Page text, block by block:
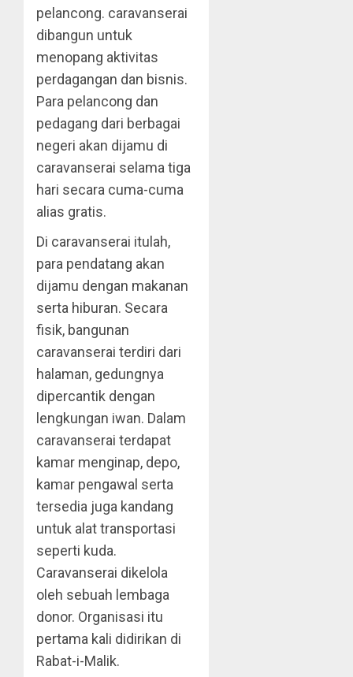
pelancong. caravanserai
dibangun untuk
menopang aktivitas
perdagangan dan bisnis.
Para pelancong dan
pedagang dari berbagai
negeri akan dijamu di
caravanserai selama tiga
hari secara cuma-cuma
alias gratis.
Di caravanserai itulah,
para pendatang akan
dijamu dengan makanan
serta hiburan. Secara
fisik, bangunan
caravanserai terdiri dari
halaman, gedungnya
dipercantik dengan
lengkungan iwan. Dalam
caravanserai terdapat
kamar menginap, depo,
kamar pengawal serta
tersedia juga kandang
untuk alat transportasi
seperti kuda.
Caravanserai dikelola
oleh sebuah lembaga
donor. Organisasi itu
pertama kali didirikan di
Rabat-i-Malik.